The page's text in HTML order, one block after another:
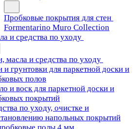
Пробковые покрытия для стен
Formentarino Muro Collection
и средства по уходу
масла и средства по уходу
и грунтовки для паркетной доски и
полов
и воск для паркетной доски и
покрытий
по уходу, очистке и
напольных покрытий